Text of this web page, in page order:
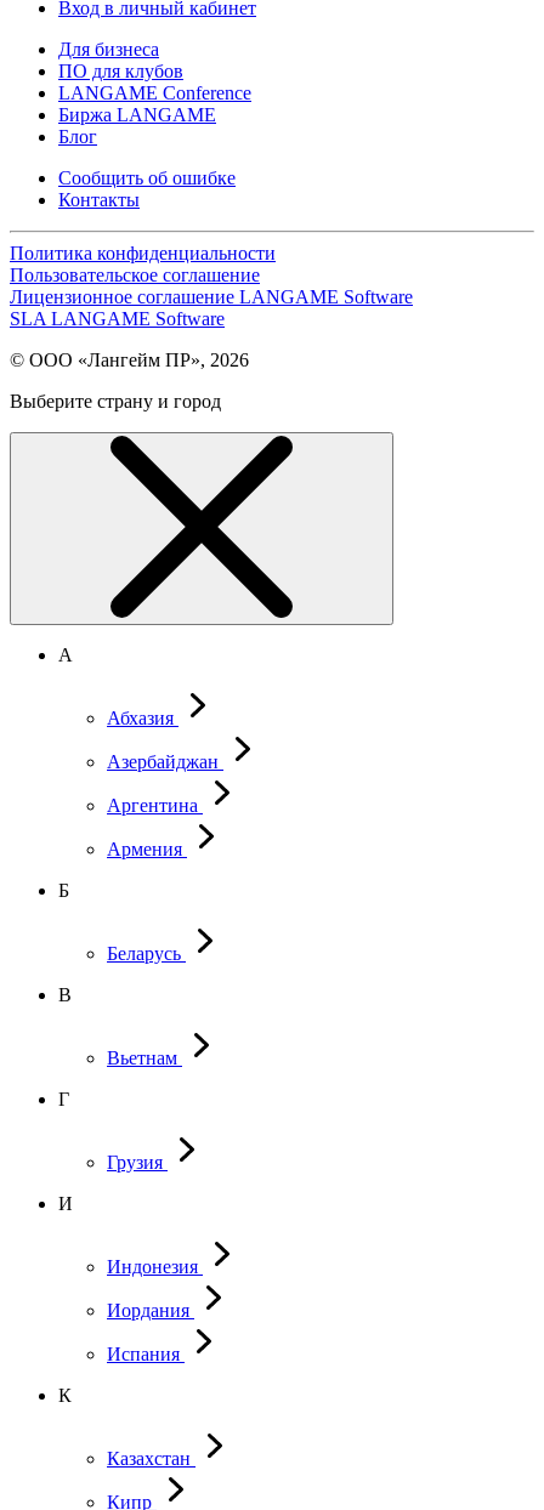
Вход в личный кабинет
Для бизнеса
ПО для клубов
LANGAME Conference
Биржа LANGAME
Блог
Сообщить об ошибке
Контакты
Политика конфиденциальности
Пользовательское соглашение
Лицензионное соглашение LANGAME Software
SLA LANGAME Software
© ООО «Лангейм ПР», 2026
Выберите страну и город
А
Абхазия
Азербайджан
Аргентина
Армения
Б
Беларусь
В
Вьетнам
Г
Грузия
И
Индонезия
Иордания
Испания
К
Казахстан
Кипр